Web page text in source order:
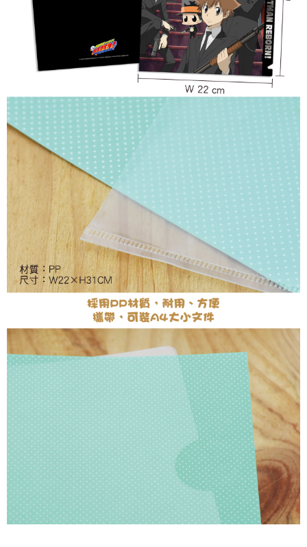
每筆NT$65，滿NT$1,300(含以上)免運費
付款後7-11取貨
每筆NT$65，滿NT$1,300(含以上)免運費
宅配-木棉花樂園專用
每筆NT$100，滿NT$1,300(含以上)免運費
宅配-離島(澎湖/金門/馬祖)-木棉花樂園專用
每筆NT$220
黑貓宅配-貨到付款
每筆NT$150